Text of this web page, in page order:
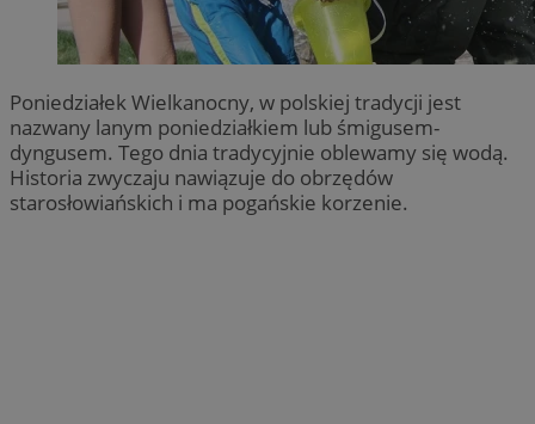
Poniedziałek Wielkanocny, w polskiej tradycji jest
nazwany lanym poniedziałkiem lub śmigusem-
dyngusem. Tego dnia tradycyjnie oblewamy się wodą.
Historia zwyczaju nawiązuje do obrzędów
starosłowiańskich i ma pogańskie korzenie.